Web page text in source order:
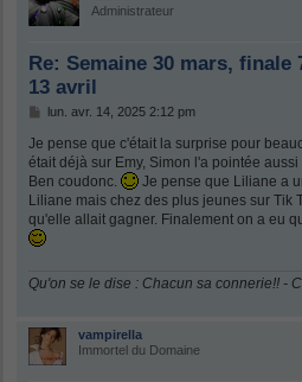
Administrateur
Re: Semaine 30 mars,
13 avril
M
s
s
a
g
e
lun. avr. 14, 2025 2:12 pm
Je pense que c'était la surprise pour
était déjà sur Emy, Simon l'a pointée
Ben coudonc.
Je pense que Liliane a
Liliane mais chez des plus jeunes sur Tik
qu'elle allait gagner. Finalement on a eu
Qu'on se le dise : Chacun sa connerie!! -
vampirella
Immortel du Domaine